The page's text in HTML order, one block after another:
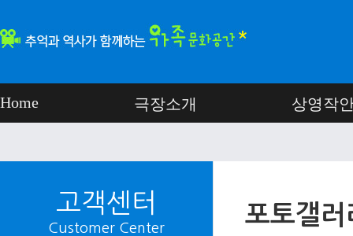
Home 극장소개 상영작
고객센터
Customer Center 포토갤러